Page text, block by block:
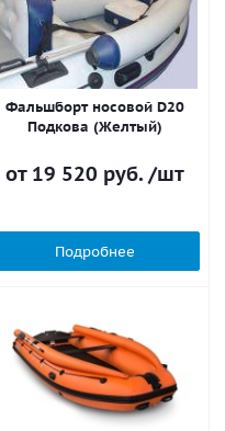
Фальшборт носовой D20
Подкова (Желтый)
от 19 520 руб. /шт
Подробнее